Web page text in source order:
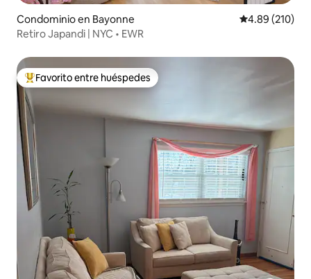
Condominio en Bayonne Calificación
4.89 (210)
Retiro Japandi | NYC • EWR
De los mejores en Favorito entre huéspedes
Favorito entre huéspedes